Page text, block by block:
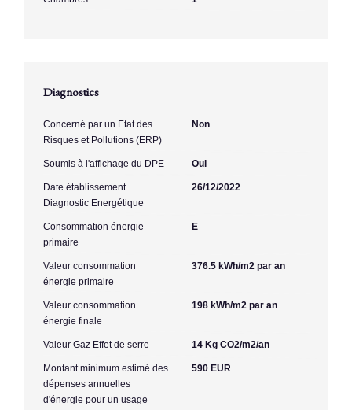
Diagnostics
Concerné par un Etat des
Risques et Pollutions (ERP)
Non
Soumis à l'affichage du DPE Oui
Date établissement
Diagnostic Energétique
26/12/2022
Consommation énergie
primaire
E
Valeur consommation
énergie primaire
376.5 kWh/m2 par an
Valeur consommation
énergie finale
198 kWh/m2 par an
Valeur Gaz Effet de serre 14 Kg CO2/m2/an
Montant minimum estimé des
dépenses annuelles
d'énergie pour un usage
590 EUR